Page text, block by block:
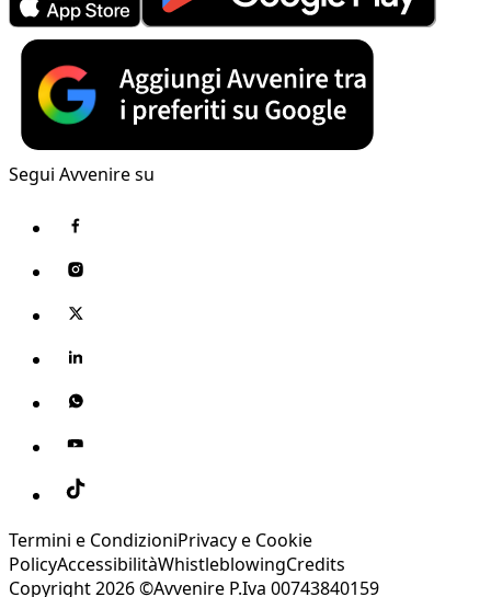
Segui Avvenire su
Termini e CondizioniPrivacy e Cookie
PolicyAccessibilitàWhistleblowingCredits
Copyright 2026 ©Avvenire P.Iva 00743840159